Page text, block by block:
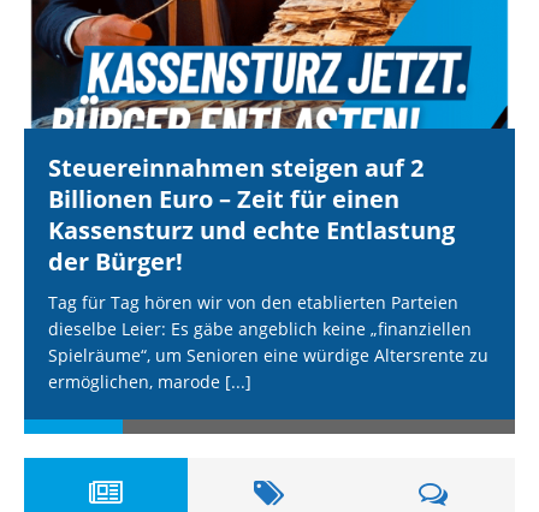
Steuereinnahmen steigen auf 2
Billionen Euro – Zeit für einen
Kassensturz und echte Entlastung
der Bürger!
Tag für Tag hören wir von den etablierten Parteien
dieselbe Leier: Es gäbe angeblich keine „finanziellen
Spielräume“, um Senioren eine würdige Altersrente zu
ermöglichen, marode [...]